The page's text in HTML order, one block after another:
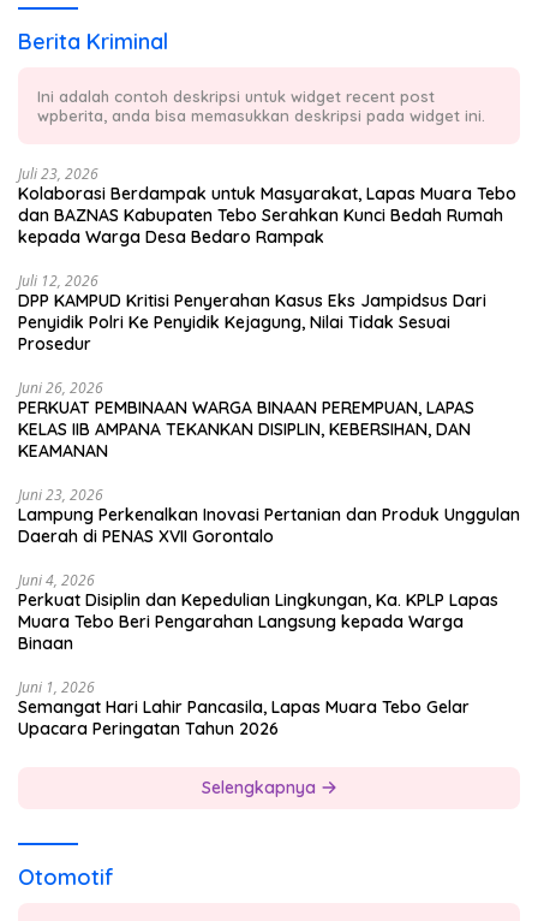
Berita Kriminal
Ini adalah contoh deskripsi untuk widget recent post
wpberita, anda bisa memasukkan deskripsi pada widget ini.
Juli 23, 2026
Kolaborasi Berdampak untuk Masyarakat, Lapas Muara Tebo
dan BAZNAS Kabupaten Tebo Serahkan Kunci Bedah Rumah
kepada Warga Desa Bedaro Rampak
Juli 12, 2026
DPP KAMPUD Kritisi Penyerahan Kasus Eks Jampidsus Dari
Penyidik Polri Ke Penyidik Kejagung, Nilai Tidak Sesuai
Prosedur
Juni 26, 2026
PERKUAT PEMBINAAN WARGA BINAAN PEREMPUAN, LAPAS
KELAS IIB AMPANA TEKANKAN DISIPLIN, KEBERSIHAN, DAN
KEAMANAN
Juni 23, 2026
Lampung Perkenalkan Inovasi Pertanian dan Produk Unggulan
Daerah di PENAS XVII Gorontalo
Juni 4, 2026
Perkuat Disiplin dan Kepedulian Lingkungan, Ka. KPLP Lapas
Muara Tebo Beri Pengarahan Langsung kepada Warga
Binaan
Juni 1, 2026
Semangat Hari Lahir Pancasila, Lapas Muara Tebo Gelar
Upacara Peringatan Tahun 2026
Selengkapnya
Otomotif